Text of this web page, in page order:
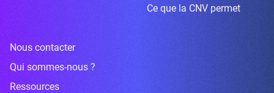
Ce que la CNV permet
Nous contacter
Qui sommes-nous ?
Ressources